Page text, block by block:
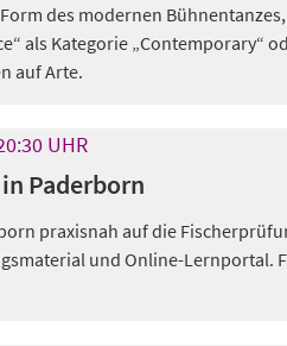
des modernen Bühnentanzes,
als Kategorie „Contemporary“
auf Arte.
UHR
Paderborn
praxisnah auf die
und Online-Lernportal.